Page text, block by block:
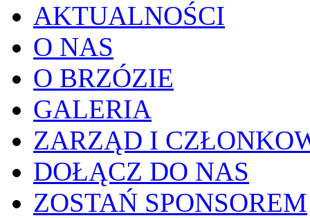
AKTUALNOŚCI
O NAS
O BRZÓZIE
GALERIA
ZARZĄD I
DOŁĄCZ DO NAS
ZOSTAŃ SPONSOREM